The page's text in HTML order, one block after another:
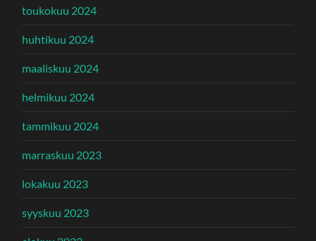
toukokuu 2024
huhtikuu 2024
maaliskuu 2024
helmikuu 2024
tammikuu 2024
marraskuu 2023
lokakuu 2023
syyskuu 2023